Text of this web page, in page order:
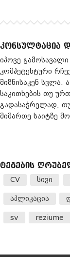
ᲙᲝᲜᲡᲣᲚᲢᲐᲪᲘᲐ
იპოვე გამოსავალი
კომპეტენტური
მიზნისაკენ სვლა.
საკითხების თუ
გადასაჭრელად,
მიმართე საიტზე
ᲢᲔᲒᲔᲑᲘᲡ
CV სივი
აპლიკაცია
sv reziume